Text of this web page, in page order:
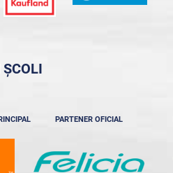
PARTENER OFICIAL